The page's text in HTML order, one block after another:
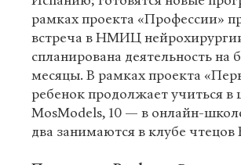
рамках проекта «Профессии»
встреча в НМИЦ
спланирована деятельность
месяцы. В рамках проекта
ребенок продолжает учиться в
MosModels, 10 — в онлайн-
два занимаются в клубе чтецов